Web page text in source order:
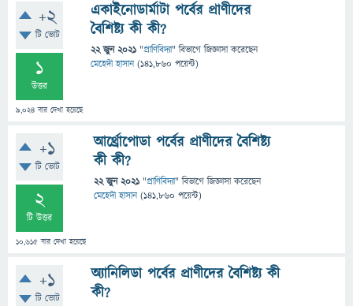
+2
টি ভোট
1
উত্তর
9,024 বার দেখা হয়েছে
একাইনোডার্মাটা পর্বের প্রাণীদের
বৈশিষ্ট্য কী কী?
22 জুন 2021 "প্রাণিবিদ্যা" বিভাগে জিজ্ঞাসাকরেছেন
মেহেদী হাসান (141,860 পয়েন্ট)
+1
টি ভোট
2
টি উত্তর
10,615 বার দেখা হয়েছে
আর্থ্রোপোডা পর্বের প্রাণীদের বৈশিষ্ট্য
কী কী?
22 জুন 2021 "প্রাণিবিদ্যা" বিভাগে জিজ্ঞাসাকরেছেন
মেহেদী হাসান (141,860 পয়েন্ট)
+1
টি ভোট
অ্যানিলিডা পর্বের প্রাণীদের বৈশিষ্ট্য কী
কী?